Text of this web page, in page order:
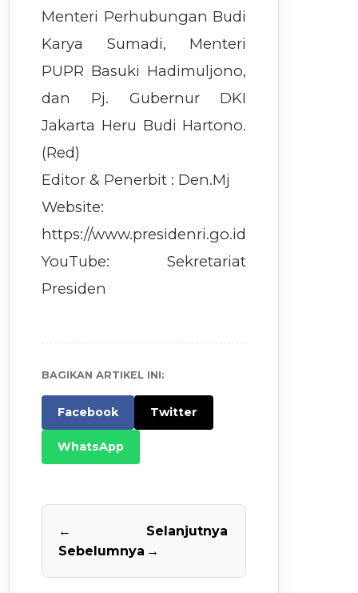
Menteri Perhubungan Budi
Karya Sumadi, Menteri
PUPR Basuki Hadimuljono,
dan Pj. Gubernur DKI
Jakarta Heru Budi Hartono.
(Red)
Editor & Penerbit : Den.Mj
Website:
https://www.presidenri.go.id
YouTube: Sekretariat
Presiden
BAGIKAN ARTIKEL INI:
Facebook Twitter
WhatsApp
←
Sebelumnya
Selanjutnya
→